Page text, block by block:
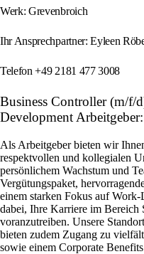
Werk: Grevenbroich
Ihr Ansprechpartner: Eyleen
Telefon +49 2181 477 3008
Business Controller (m/f/
Development
Als Arbeitgeber bieten wir
respektvollen und kollegialen
persönlichem Wachstum und
Vergütungspaket,
einem starken Fokus auf
dabei, Ihre Karriere im Bereich
voranzutreiben. Unsere
bieten zudem Zugang zu
sowie einem Corporate